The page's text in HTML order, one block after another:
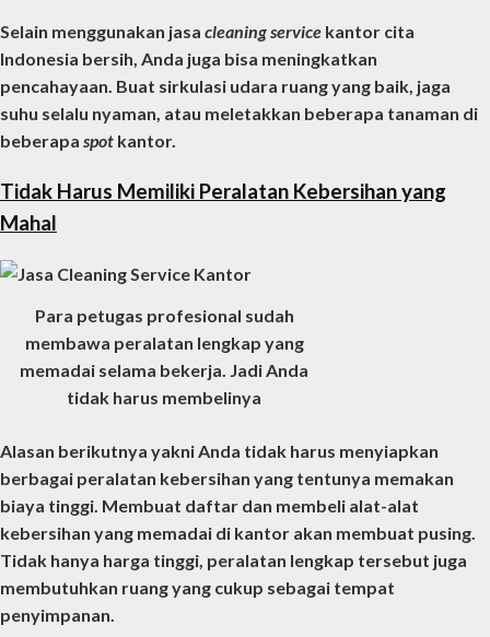
Selain menggunakan jasa cleaning service kantor cita
Indonesia bersih, Anda juga bisa meningkatkan
pencahayaan. Buat sirkulasi udara ruang yang baik, jaga
suhu selalu nyaman, atau meletakkan beberapa tanaman di
beberapa spot kantor.
Tidak Harus Memiliki Peralatan Kebersihan yang
Mahal
Para petugas profesional sudah
membawa peralatan lengkap yang
memadai selama bekerja. Jadi Anda
tidak harus membelinya
Alasan berikutnya yakni Anda tidak harus menyiapkan
berbagai peralatan kebersihan yang tentunya memakan
biaya tinggi. Membuat daftar dan membeli alat-alat
kebersihan yang memadai di kantor akan membuat pusing.
Tidak hanya harga tinggi, peralatan lengkap tersebut juga
membutuhkan ruang yang cukup sebagai tempat
penyimpanan.